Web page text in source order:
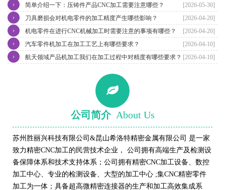
[2026-05-30]
简单介绍一下：压铸件产品CNC加工需要注意哪些？
›
[2026-04-20]
刀具磨损会对机电零件的加工精度产生哪些影响？
›
[2026-04-20]
机电零件在进行CNC机械加工时需要注意的事项有哪些？
›
[2026-04-10]
汽车零件机加工在加工工艺上有哪些要求？
›
[2026-04-10]
航天领域产品机加工我们在加工过程中对精度有哪些要求？
›
公司简介 About Us
苏州胜丽兴科技有限公司&昆山希洛特精密金属有限公司 是一家
致力精密CNC加工的民营技术企业， 公司拥有高端生产及检测设
备保障体系和技术支持体系；公司拥有精密CNC加工设备、数控
加工中心、专业的检测设备、大型的加工中心 ;集CNC精密零件
加工为一体；具备超高微精密连接器的生产和加工高效集成系